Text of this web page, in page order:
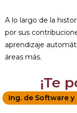
A lo largo de la
por sus
aprendizaje
áreas más.
¡Te
Ing. de Software